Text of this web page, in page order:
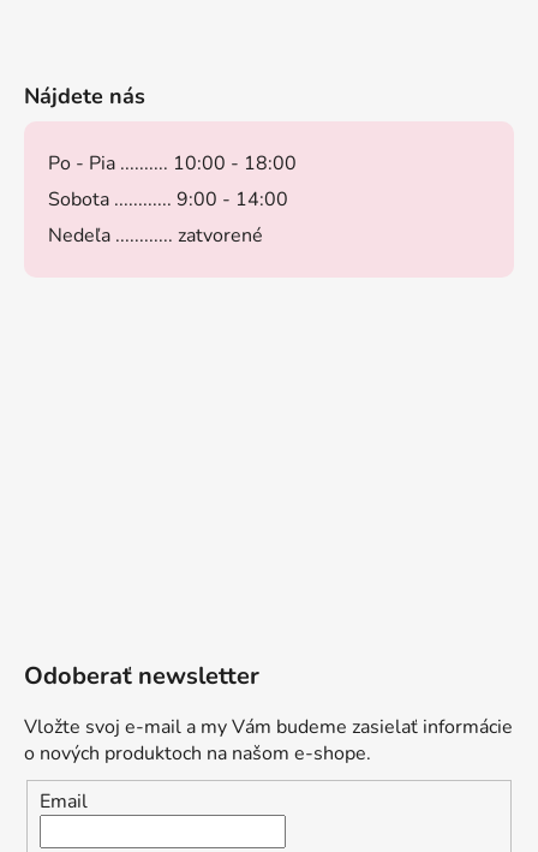
Nájdete nás
Po - Pia .......... 10:00 - 18:00
Sobota ............ 9:00 - 14:00
Nedeľa ............ zatvorené
Odoberať newsletter
Vložte svoj e-mail a my Vám budeme zasielať informácie
o nových produktoch na našom e-shope.
Email